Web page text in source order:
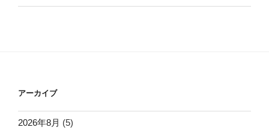
アーカイブ
2026年8月 (5)